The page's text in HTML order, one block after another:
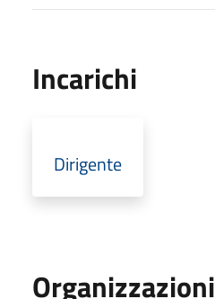
Incarichi
Dirigente
Organizzazioni